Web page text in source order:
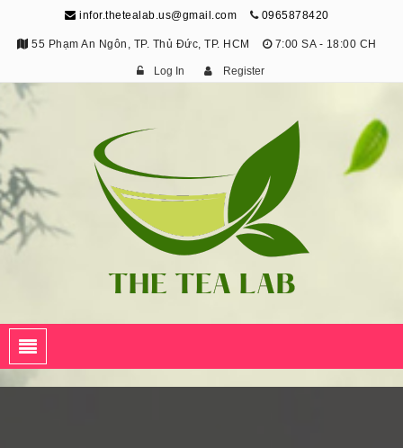
infor.thetealab.us@gmail.com 0965878420
55 Phạm An Ngôn, TP. Thủ Đức, TP. HCM 7:00 SA - 18:00 CH
Log In Register